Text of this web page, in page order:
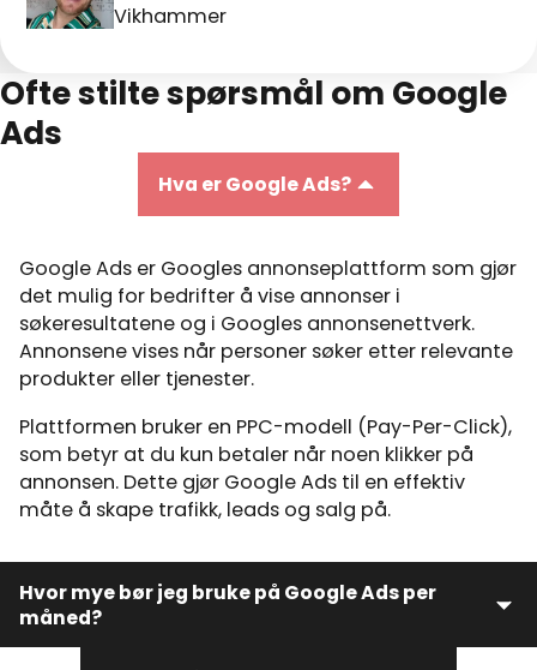
Vikhammer
Ofte stilte spørsmål om Google
Ads
Hva er Google Ads?
Google Ads er Googles annonseplattform som gjør
det mulig for bedrifter å vise annonser i
søkeresultatene og i Googles annonse­nettverk.
Annonsene vises når personer søker etter relevante
produkter eller tjenester.
Plattformen bruker en PPC-modell (Pay-Per-Click),
som betyr at du kun betaler når noen klikker på
annonsen. Dette gjør Google Ads til en effektiv
måte å skape trafikk, leads og salg på.
Hvor mye bør jeg bruke på Google Ads per
måned?